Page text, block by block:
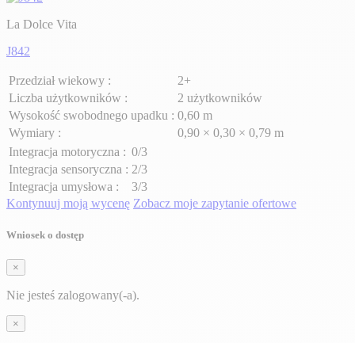
La Dolce Vita
J842
Przedział wiekowy :
2+
Liczba użytkowników :
2 użytkowników
Wysokość swobodnego upadku : 0,60 m
Wymiary :
0,90 × 0,30 × 0,79 m
Integracja motoryczna : 0/3
Integracja sensoryczna : 2/3
Integracja umysłowa :
3/3
Kontynuuj moją wycenę Zobacz moje zapytanie ofertowe
Wniosek o dostęp
×
Nie jesteś zalogowany(-a).
×